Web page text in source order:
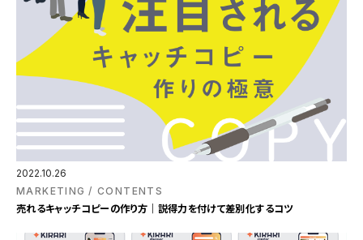
2022.10.26
MARKETING
CONTENTS
売れるキャッチコピーの作り方｜説得力を付けて差別化するコツ